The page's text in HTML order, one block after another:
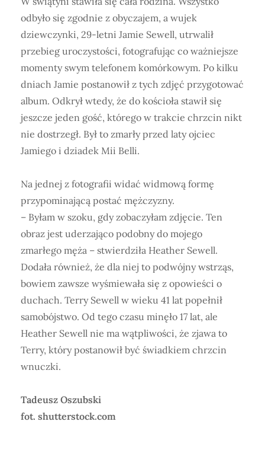
odbyło się zgodnie z obyczajem, a wujek
dziewczynki, 29-letni Jamie Sewell, utrwalił
przebieg uroczystości, fotografując co ważniejsze
momenty swym telefonem komórkowym. Po kilku
dniach Jamie postanowił z tych zdjęć przygotować
album. Odkrył wtedy, że do kościoła stawił się
jeszcze jeden gość, którego w trakcie chrzcin nikt
nie dostrzegł. Był to zmarły przed laty ojciec
Jamiego i dziadek Mii Belli.
Na jednej z fotografii widać widmową formę
przypominającą postać mężczyzny.
– Byłam w szoku, gdy zobaczyłam zdjęcie. Ten
obraz jest uderzająco podobny do mojego
zmarłego męża – stwierdziła Heather Sewell.
Dodała również, że dla niej to podwójny wstrząs,
bowiem zawsze wyśmiewała się z opowieści o
duchach. Terry Sewell w wieku 41 lat popełnił
samobójstwo. Od tego czasu minęło 17 lat, ale
Heather Sewell nie ma wątpliwości, że zjawa to
Terry, który postanowił być świadkiem chrzcin
wnuczki.
Tadeusz Oszubski
fot. shutterstock.com